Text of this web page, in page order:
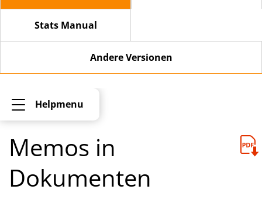
Stats Manual
Andere Versionen
Helpmenu
Memos in
Dokumenten